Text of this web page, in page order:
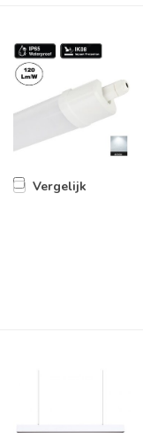
Vergelijk